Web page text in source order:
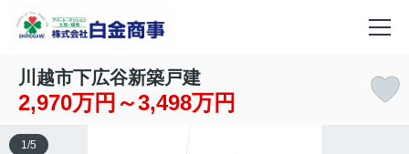
川越市下広谷新築戸建
2,970万円～3,498万円
1 /5